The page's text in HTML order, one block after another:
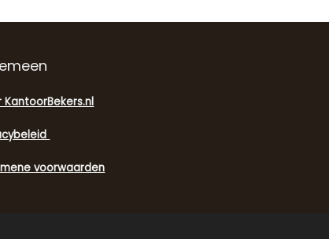
KantoorBekers.nl
voorwaarden